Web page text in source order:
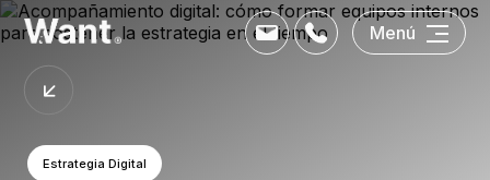
Menú
Estrategia Digital